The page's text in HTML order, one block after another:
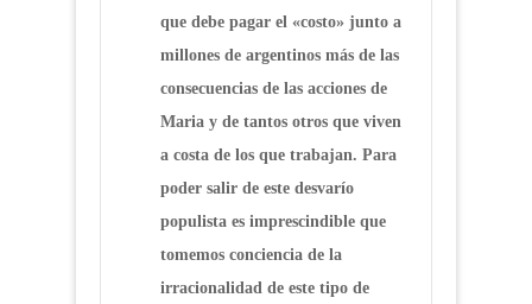
que debe pagar el «costo» junto a
millones de argentinos más de las
consecuencias de las acciones de
Maria y de tantos otros que viven
a costa de los que trabajan. Para
poder salir de este desvarío
populista es imprescindible que
tomemos conciencia de la
irracionalidad de este tipo de